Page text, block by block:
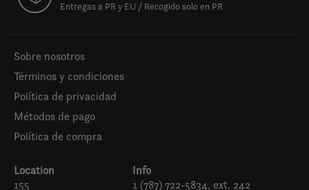
Entregas a PR y EU / Recogido solo en PR
Sobre nosotros
Términos y condiciones
Política de privacidad
Métodos de pago
Política de compra
Location
155
Info
1 (787) 722-5834, ext. 242